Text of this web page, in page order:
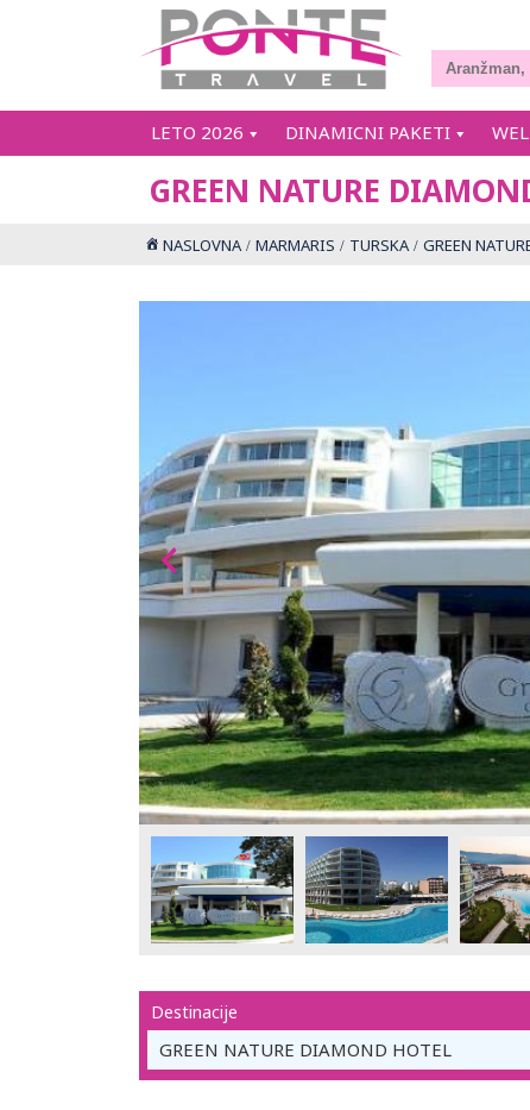
LETO 2026 DINAMICNI PAKETI
GREEN NATURE
NASLOVNA MARMARIS TURSKA GREEN
Destinacije
GREEN NATURE DIAMOND HOTEL